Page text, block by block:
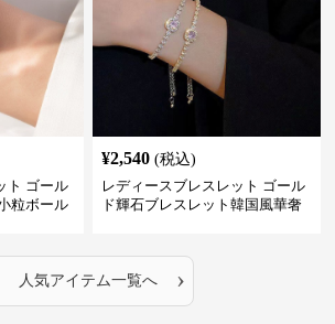
ト ゴール
粒ボール
¥2,540 (税込)
レディースブレスレット ゴール
ド輝石ブレスレット韓国風華奢
人気アイテム一覧へ ›